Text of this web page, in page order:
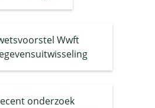
Wwft
onderzoek